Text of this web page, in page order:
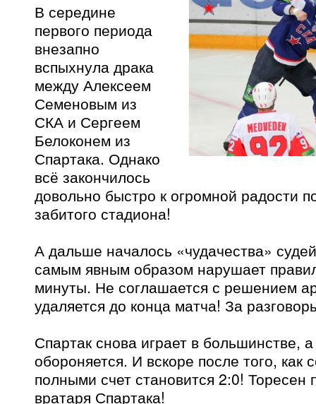
В середине
первого периода
внезапно
вспыхнула драка
между Алексеем
Семеновым из
СКА и Сергеем
Белоконем из
Спартака. Однако
всё закончилось
довольно быстро к огромной радости
забитого стадиона!
А дальше началось «чудачества»
самым явным образом нарушает
минуты. Не соглашается с решением
удаляется до конца матча! За
Спартак снова играет в большинстве,
обороняется. И вскоре после того, как
полными счет становится 2:0! Торесен
вратаря Спартака!